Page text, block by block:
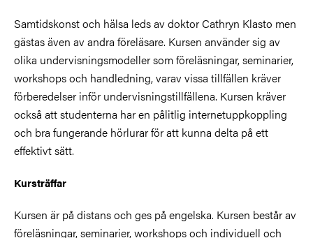
Samtidskonst och hälsa leds av doktor Cathryn Klasto men
gästas även av andra föreläsare. Kursen använder sig av
olika undervisningsmodeller som föreläsningar, seminarier,
workshops och handledning, varav vissa tillfällen kräver
förberedelser inför undervisningstillfällena. Kursen kräver
också att studenterna har en pålitlig internetuppkoppling
och bra fungerande hörlurar för att kunna delta på ett
effektivt sätt.
Kursträffar
Kursen är på distans och ges på engelska. Kursen består av
föreläsningar, seminarier, workshops och individuell och